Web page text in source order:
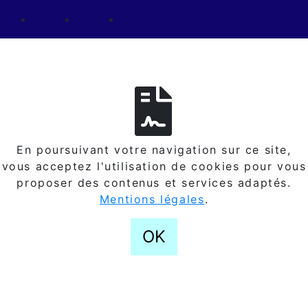
En poursuivant votre navigation sur ce site,
vous acceptez l'utilisation de cookies pour vous
proposer des contenus et services adaptés.
Mentions légales.
OK